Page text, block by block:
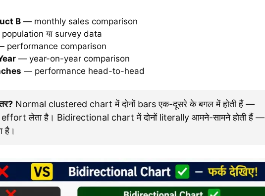
B — monthly sales comparison
या survey data
performance comparison
— year-on-year comparison
— performance head-to-head
Normal clustered chart में दोनों bars एक-दूसरे के बगल में होती हैं —
लेता है। Bidirectional chart में दोनों literally आमने-सामने होती हैं —
है।